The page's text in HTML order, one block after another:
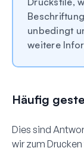
unbedingt
weitere
Häufig
Dies sind
wir zum